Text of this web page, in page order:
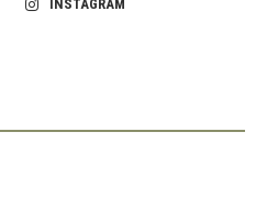
INSTAGRAM